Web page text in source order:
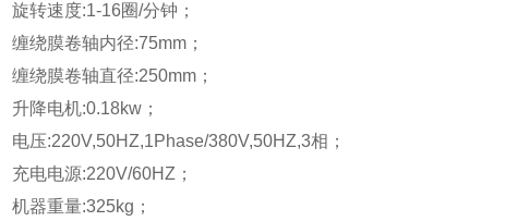
旋转速度:1-16圈/分钟；
缠绕膜卷轴内径:75mm；
缠绕膜卷轴直径:250mm；
升降电机:0.18kw；
电压:220V,50HZ,1Phase/380V,50HZ,3相；
充电电源:220V/60HZ；
机器重量:325kg；